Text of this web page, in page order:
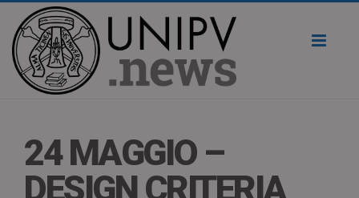
24 MAGGIO –
DESIGN CRITERIA